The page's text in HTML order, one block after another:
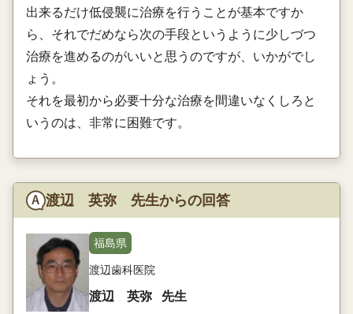
出来るだけ低侵襲に治療を行うことが基本ですか
ら、それでだめなら次の手段というように少しづつ
治療を進めるのがいいと思うのですが、いかがでし
ょう。
それを最初から必要十分な治療を間違いなくしろと
いうのは、非常に困難です。
渡辺 英弥 先生からの回答
福島県
渡辺歯科医院
渡辺 英弥 先生